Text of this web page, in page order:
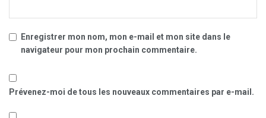
Enregistrer mon nom, mon e-mail et mon site dans le
navigateur pour mon prochain commentaire.
Prévenez-moi de tous les nouveaux commentaires par e-mail.